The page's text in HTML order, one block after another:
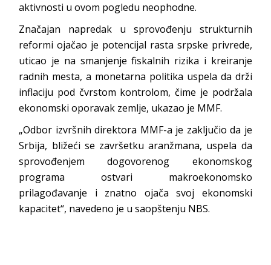
aktivnosti u ovom pogledu neophodne.
Značajan napredak u sprovođenju strukturnih
reformi ojačao je potencijal rasta srpske privrede,
uticao je na smanjenje fiskalnih rizika i kreiranje
radnih mesta, a monetarna politika uspela da drži
inflaciju pod čvrstom kontrolom, čime je podržala
ekonomski oporavak zemlje, ukazao je MMF.
„Odbor izvršnih direktora MMF-a je zaključio da je
Srbija, bližeći se završetku aranžmana, uspela da
sprovođenjem dogovorenog ekonomskog
programa ostvari makroekonomsko
prilagođavanje i znatno ojača svoj ekonomski
kapacitet“, navedeno je u saopštenju NBS.